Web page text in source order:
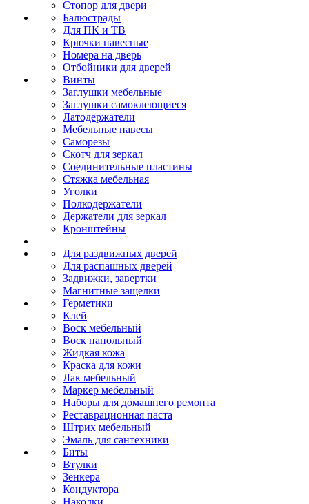
Стопор для двери
Балюстрады
Для ПК и ТВ
Крючки навесные
Номера на дверь
Отбойники для дверей
Винты
Заглушки мебельные
Заглушки самоклеющиеся
Латодержатели
Мебельные навесы
Саморезы
Скотч для зеркал
Соединительные пластины
Стяжка мебельная
Уголки
Полкодержатели
Держатели для зеркал
Кронштейны
Для раздвижных дверей
Для распашных дверей
Задвижки, завертки
Магнитные защелки
Герметики
Клей
Воск мебельный
Воск напольный
Жидкая кожа
Краска для кожи
Лак мебельный
Маркер мебельный
Наборы для домашнего ремонта
Реставрационная паста
Штрих мебельный
Эмаль для сантехники
Биты
Втулки
Зенкера
Кондуктора
Наколки